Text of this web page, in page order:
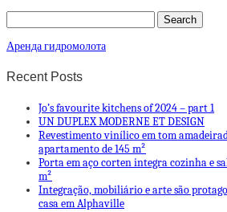
Аренда гидромолота
Recent Posts
Jo’s favourite kitchens of 2024 – part 1
UN DUPLEX MODERNE ET DESIGN
Revestimento vinílico em tom
apartamento de 145 m²
Porta em aço corten integra cozinha e
m²
Integração, mobiliário e arte são
casa em Alphaville